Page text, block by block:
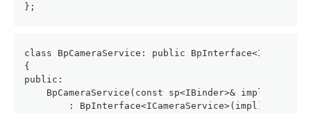
};
class BpCameraService: public
{
public:
    BpCameraService(const sp<IBinder>& impl)
        : BpInterface<ICameraService>(impl)